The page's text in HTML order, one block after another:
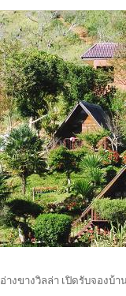
อ่างขางวิลล่า เปิดรับจองบ้